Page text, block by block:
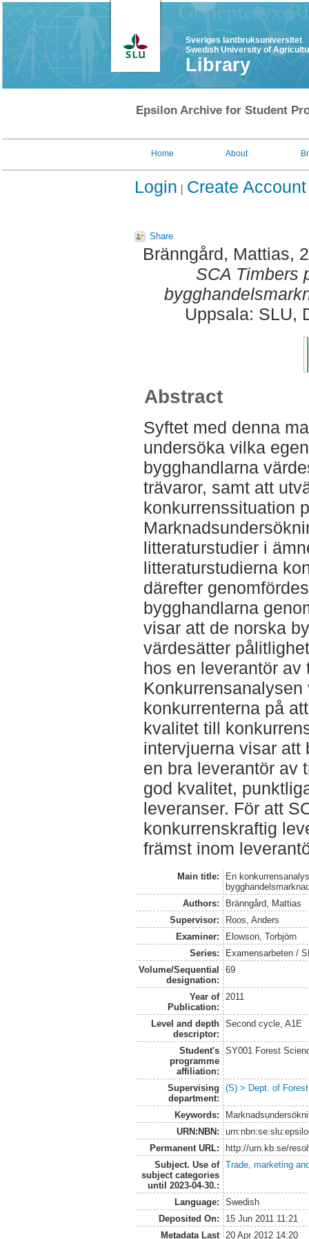
Sveriges lantbruksuniversitet
Swedish University of
Library
Epsilon Archive for Student
Home About
Login Create Account
Share
Bränngård, Mattias,
SCA Timbers
Uppsala: SLU,
Abstract
Syftet med denna
undersöka vilka
bygghandlarna
trävaror, samt att
konkurrenssituation
litteraturstudier i
litteraturstudierna
därefter
bygghandlarna
visar att de norska
värdesätter
hos en leverantör av
konkurrenterna på
kvalitet till
intervjuerna visar att
en bra leverantör av
god kvalitet,
leveranser. För att
konkurrenskraftig
främst inom
Main title:
En
Authors:
Bränngård, Mattias
Supervisor:
Roos, Anders
Examiner:
Elowson, Torbjörn
Series:
Examensarbeten /
Volume/Sequential
designation:
69
Year of
Publication:
2011
Level and depth
descriptor:
Second cycle, A1E
Student's
programme
affiliation:
SY001 Forest
Supervising
department:
(S) > Dept. of
Keywords:
URN:NBN:
Permanent URL:
http://urn.kb.se/
Subject. Use of
subject categories
until 2023-04-30.:
Trade, marketing
Language:
Swedish
Deposited On:
15 Jun 2011 11:21
Metadata Last
20 Apr 2012 14:20